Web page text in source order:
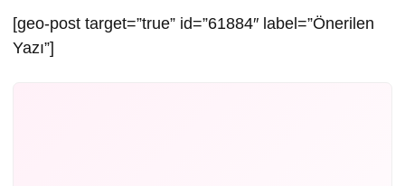
[geo-post target=”true” id=”61884″ label=”Önerilen
Yazı”]